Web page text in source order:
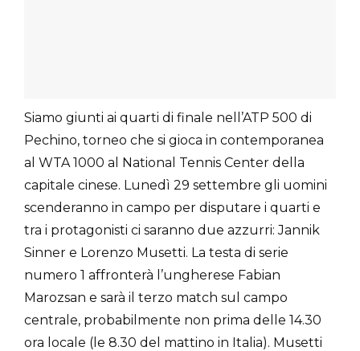
Siamo giunti ai quarti di finale nell’ATP 500 di
Pechino, torneo che si gioca in contemporanea
al WTA 1000 al National Tennis Center della
capitale cinese. Lunedì 29 settembre gli uomini
scenderanno in campo per disputare i quarti e
tra i protagonisti ci saranno due azzurri: Jannik
Sinner e Lorenzo Musetti. La testa di serie
numero 1 affronterà l’ungherese Fabian
Marozsan e sarà il terzo match sul campo
centrale, probabilmente non prima delle 14.30
ora locale (le 8.30 del mattino in Italia). Musetti